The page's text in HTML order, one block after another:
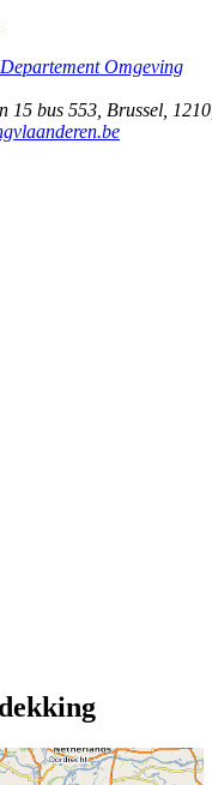
Omgeving
15 bus 553 Brussel 1210